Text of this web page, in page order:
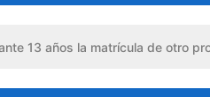
la matrícula de otro profesional